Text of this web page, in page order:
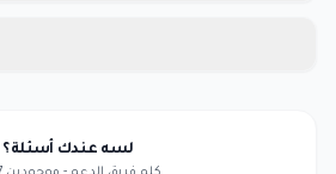
لسه عندك أسئلة؟